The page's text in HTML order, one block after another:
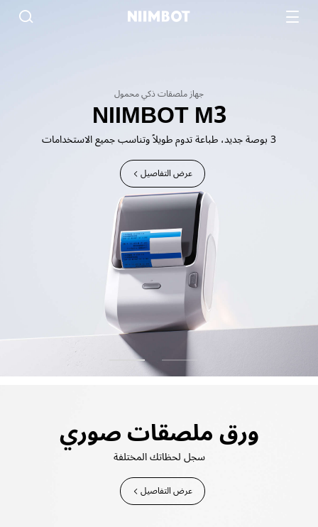
جهاز ملصقات ذكي محمول
NIIMBOT M3 3 بوصة جديد، طباعة تدوم طويلاً وتناسب جميع الاستخدامات
عرض التفاصيل
ورق ملصقات صوري
سجل لحظاتك المختلفة
عرض التفاصيل